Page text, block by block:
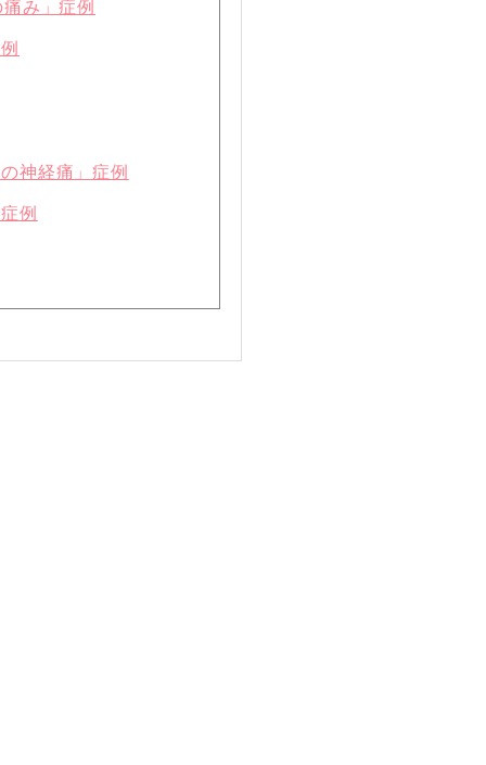
み」症例
神経痛」症例
例